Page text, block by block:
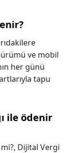
ve mobil
her günü
tapu
ile ödenir
Dijital Vergi